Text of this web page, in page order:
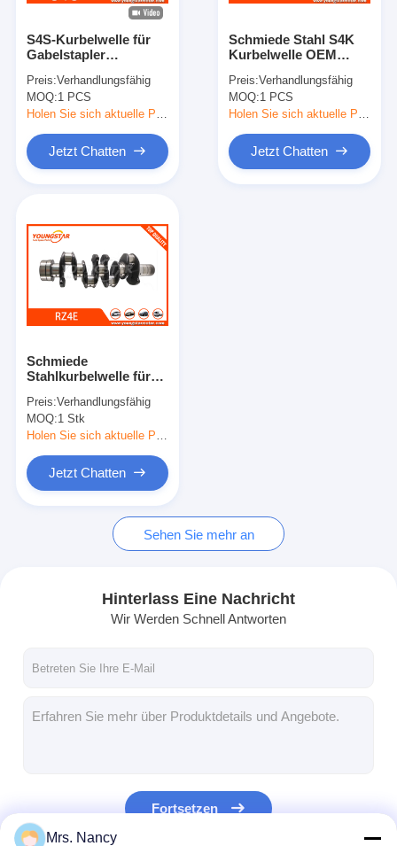
Maschinenkurbelwelle
Maschinen-Nockenwelle
Maschine Pleuelstange
Maschinen-Schwinghebel
KURBELWELLEN-FLASCHENZUG
Zylinderkopfdichtung
Auto-Lenkpumpe
Kraftfahrzeugmotor-Teile
S4S-Kurbelwelle für
Gabelstapler
00010 Mitsubishis S4S
Preis:Verhandlungsfähig
MOQ:1 PCS
Holen Sie sich aktuelle Preis
Jetzt Chatten
Schmiede Stahl S4K
Kurbelwelle OEM
Teile von
Gabelstahlmotoren
Preis:Verhandlungsfähig
MOQ:1 PCS
Holen Sie sich aktuelle Preis
Jetzt Chatten
Schmiede
Stahlkurbelwelle für
KMS Garantie OEM 8-
98281-613-2 8-98330-
195-0
Preis:Verhandlungsfähig
MOQ:1 Stk
Holen Sie sich aktuelle Preis
Jetzt Chatten
Sehen Sie mehr an
Hinterlass Eine Nachricht
Wir Werden Schnell Antworten
Fortsetzen
Mrs. Nancy